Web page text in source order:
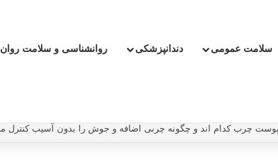
سلامت عمومی دندانپزشکی روانشناسی و سلامت روان
و بدون دارو ریسک سکته و بیماری قلبی را کاهش دهیم؟